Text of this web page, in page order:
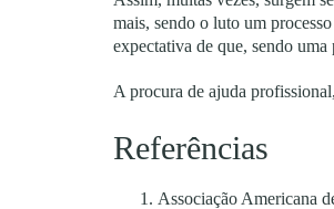
mais, sendo o luto um
expectativa de que, sendo
A procura de ajuda
Referências
Associação Americana